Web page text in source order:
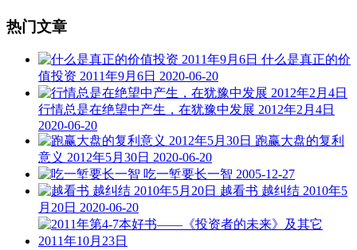
热门文章
什么是真正的价
值投资 2011年9月6日 2020-06-20
行情总是在绝望中产生，在犹豫中发展 2012年2月4日
2020-06-20
跑赢大盘的复利
意义 2012年5月30日 2020-06-20
吃一堑要长一智 2005-12-27
越看书 越纠结 2010年5
月20日 2020-06-20